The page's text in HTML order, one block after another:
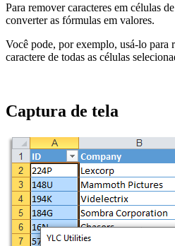
Para remover caracteres em células
converter as fórmulas em valores.
Você pode, por exemplo, usá-lo para
caractere de todas as células
Captura de tela